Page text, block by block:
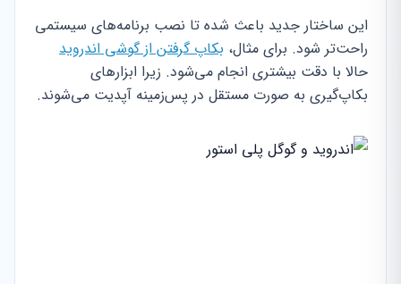
این ساختار جدید باعث شده تا نصب برنامه‌های سیستمی
راحت‌تر شود. برای مثال، بکاپ گرفتن از گوشی اندروید
حالا با دقت بیشتری انجام می‌شود. زیرا ابزارهای
بکاپ‌گیری به صورت مستقل در پس‌زمینه آپدیت می‌شوند.